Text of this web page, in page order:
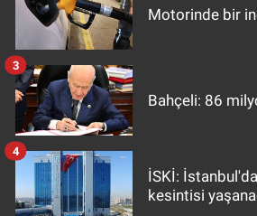
Motorinde bir
Bahçeli: 86
3
İSKİ:
kesintisi
4